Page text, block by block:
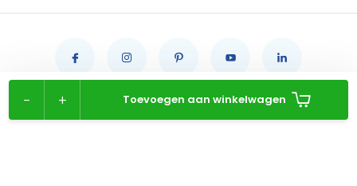
+
- Toevoegen aan winkelwagen
© Copyright 2026 -
Zwembaden, zwembad onderhoud & onderdelen | Zwemland